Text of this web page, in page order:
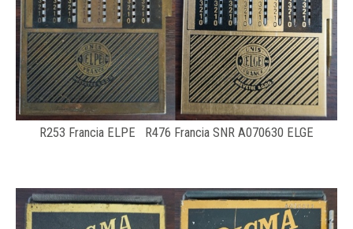
R253 Francia ELPE R476 Francia SNR A070630 ELGE